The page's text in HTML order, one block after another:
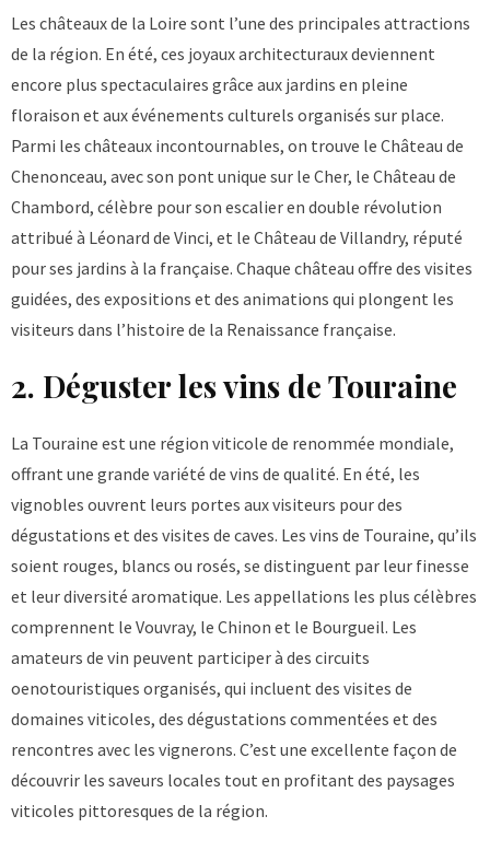
Les châteaux de la Loire sont l’une des principales attractions
de la région. En été, ces joyaux architecturaux deviennent
encore plus spectaculaires grâce aux jardins en pleine
floraison et aux événements culturels organisés sur place.
Parmi les châteaux incontournables, on trouve le Château de
Chenonceau, avec son pont unique sur le Cher, le Château de
Chambord, célèbre pour son escalier en double révolution
attribué à Léonard de Vinci, et le Château de Villandry, réputé
pour ses jardins à la française. Chaque château offre des visites
guidées, des expositions et des animations qui plongent les
visiteurs dans l’histoire de la Renaissance française.
2. Déguster les vins de Touraine
La Touraine est une région viticole de renommée mondiale,
offrant une grande variété de vins de qualité. En été, les
vignobles ouvrent leurs portes aux visiteurs pour des
dégustations et des visites de caves. Les vins de Touraine, qu’ils
soient rouges, blancs ou rosés, se distinguent par leur finesse
et leur diversité aromatique. Les appellations les plus célèbres
comprennent le Vouvray, le Chinon et le Bourgueil. Les
amateurs de vin peuvent participer à des circuits
oenotouristiques organisés, qui incluent des visites de
domaines viticoles, des dégustations commentées et des
rencontres avec les vignerons. C’est une excellente façon de
découvrir les saveurs locales tout en profitant des paysages
viticoles pittoresques de la région.